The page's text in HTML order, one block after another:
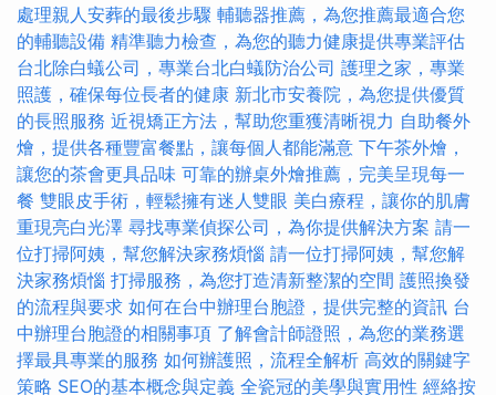
處理親人安葬的最後步驟 輔聽器推薦，為您推薦最適合您
的輔聽設備 精準聽力檢查，為您的聽力健康提供專業評估
台北除白蟻公司，專業台北白蟻防治公司 護理之家，專業
照護，確保每位長者的健康 新北市安養院，為您提供優質
的長照服務 近視矯正方法，幫助您重獲清晰視力 自助餐外
燴，提供各種豐富餐點，讓每個人都能滿意 下午茶外燴，
讓您的茶會更具品味 可靠的辦桌外燴推薦，完美呈現每一
餐 雙眼皮手術，輕鬆擁有迷人雙眼 美白療程，讓你的肌膚
重現亮白光澤 尋找專業偵探公司，為你提供解決方案 請一
位打掃阿姨，幫您解決家務煩惱 請一位打掃阿姨，幫您解
決家務煩惱 打掃服務，為您打造清新整潔的空間 護照換發
的流程與要求 如何在台中辦理台胞證，提供完整的資訊 台
中辦理台胞證的相關事項 了解會計師證照，為您的業務選
擇最具專業的服務 如何辦護照，流程全解析 高效的關鍵字
策略 SEO的基本概念與定義 全瓷冠的美學與實用性 經絡按